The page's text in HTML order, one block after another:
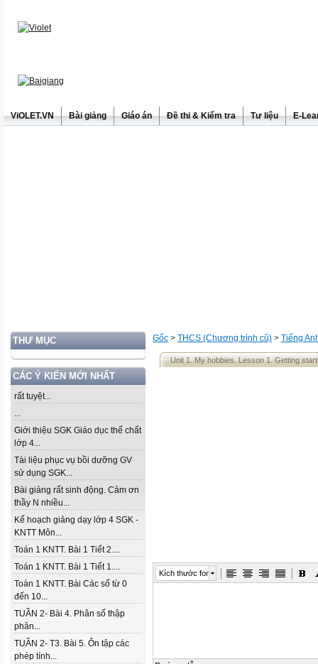
ViOLET.VN Bài giảng Giáo án Đề thi & Kiểm tra Tư liệu E-
THƯ MỤC
CÁC Ý KIẾN MỚI NHẤT
rất tuyệt...
...
Giới thiệu SGK Giáo dục thể chất
lớp 4...
Tài liệu phục vụ bồi dưỡng GV
sử dụng SGK...
Bài giảng rất sinh động. Cảm ơn
thầy N nhiều...
Kế hoạch giảng dạy lớp 4 SGK -
KNTT Môn...
Toán 1 KNTT. Bài 1 Tiết 2....
Toán 1 KNTT. Bài 1 Tiết 1....
Toán 1 KNTT. Bài Các số từ 0
đến 10...
TUẦN 2- Bài 4. Phân số thập
phân...
TUẦN 2- T3. Bài 5. Ôn tập các
phép tính...
Gốc > THCS (Chương trình cũ) > Tiếng
Unit 1. My hobbies. Lesson 1. Getting
Kích thước font